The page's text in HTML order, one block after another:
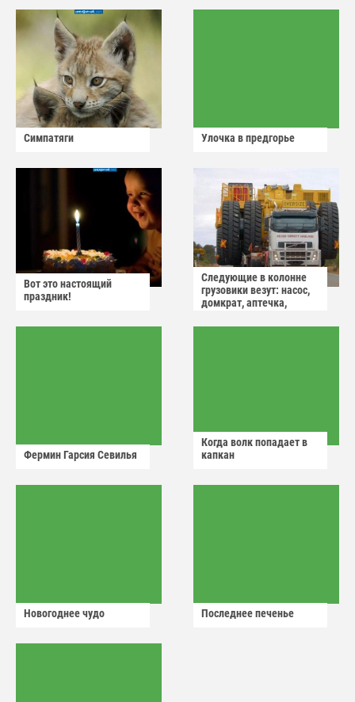
Симпатяги Улочка в предгорье
Вот это настоящий
праздник!
Следующие в колонне
грузовики везут: насос,
домкрат, аптечка,
Фермин Гарсия Севилья
Когда волк попадает в
капкан
Новогоднее чудо Последнее печенье